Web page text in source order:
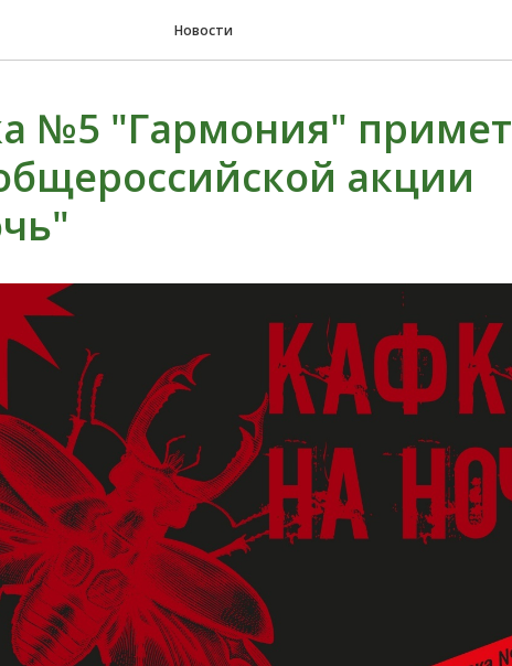
Новости
№5 "Гармония" примет
акции